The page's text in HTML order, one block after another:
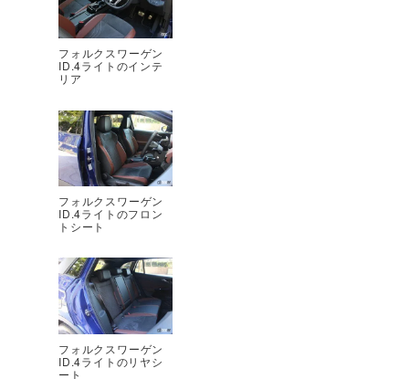
フォルクスワーゲン
ID.4ライトのインテ
リア
フォルクスワーゲン
ID.4ライトのフロン
トシート
フォルクスワーゲン
ID.4ライトのリヤシ
ート